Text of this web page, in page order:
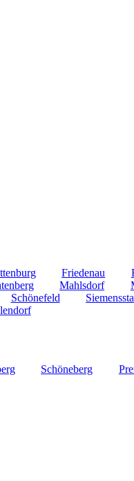
Friedenau
Mahlsdorf
Schönefeld
Schöneberg